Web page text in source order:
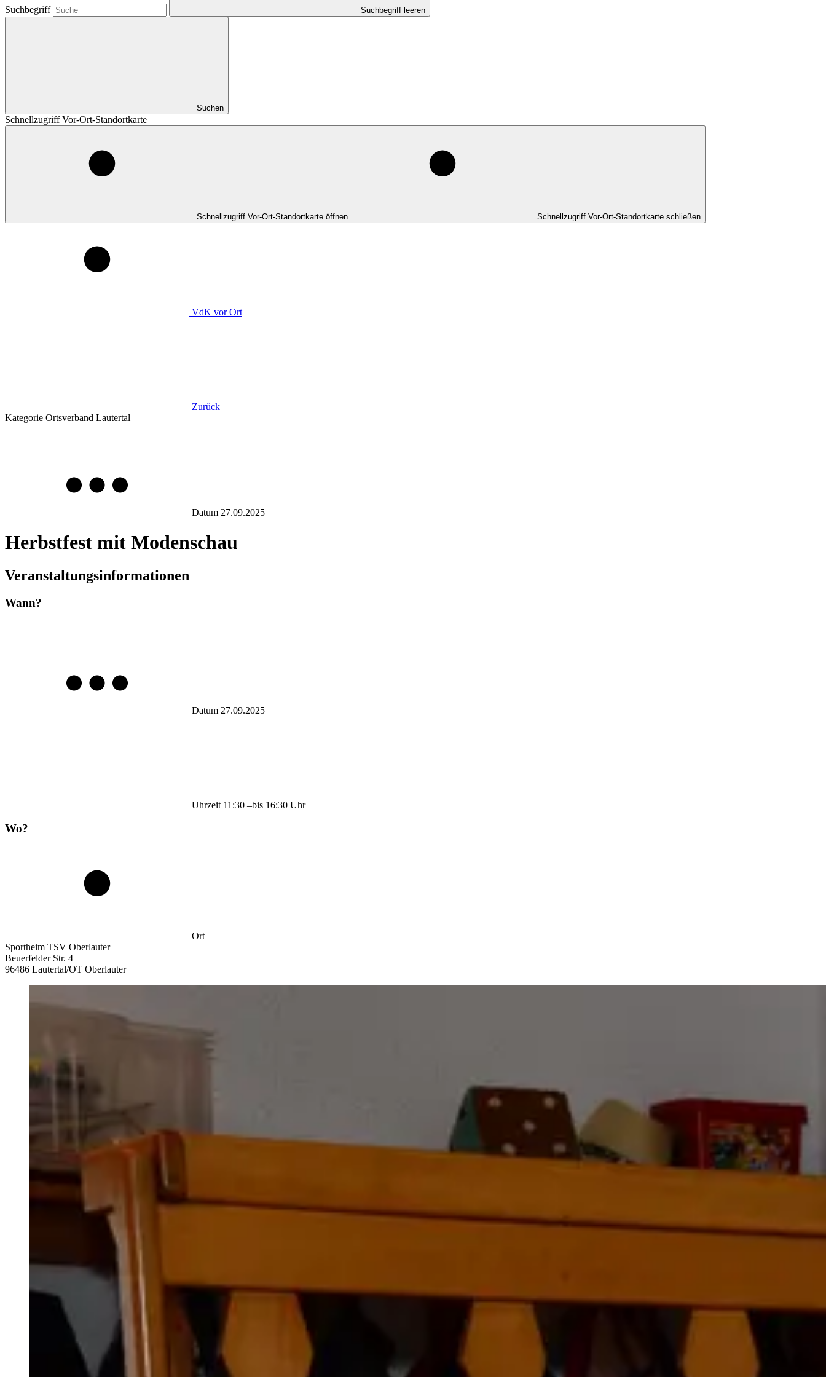
Suchbegriff Suchbegriff leeren
Suchen
Schnellzugriff Vor-Ort-Standortkarte
Schnellzugriff Vor-Ort-Standortkarte öffnen Schnellzugriff Vor-Ort-Standortkarte schließen
VdK vor Ort
Zurück
Kategorie Ortsverband Lautertal
Datum 27.09.2025
Herbstfest mit Modenschau
Veranstaltungsinformationen
Wann?
Datum 27.09.2025
Uhrzeit 11:30 –bis 16:30 Uhr
Wo?
Ort
Sportheim TSV Oberlauter
Beuerfelder Str. 4
96486 Lautertal/OT Oberlauter